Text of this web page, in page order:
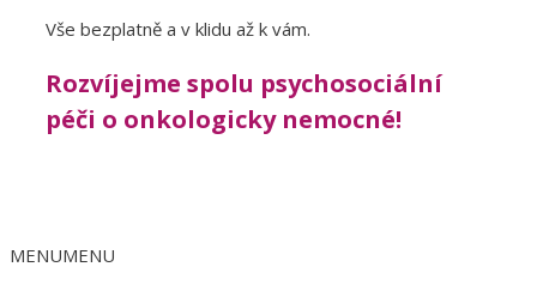
Vše bezplatně a v klidu až k vám.
Rozvíjejme spolu psychosociální
péči o onkologicky nemocné!
MENUMENU